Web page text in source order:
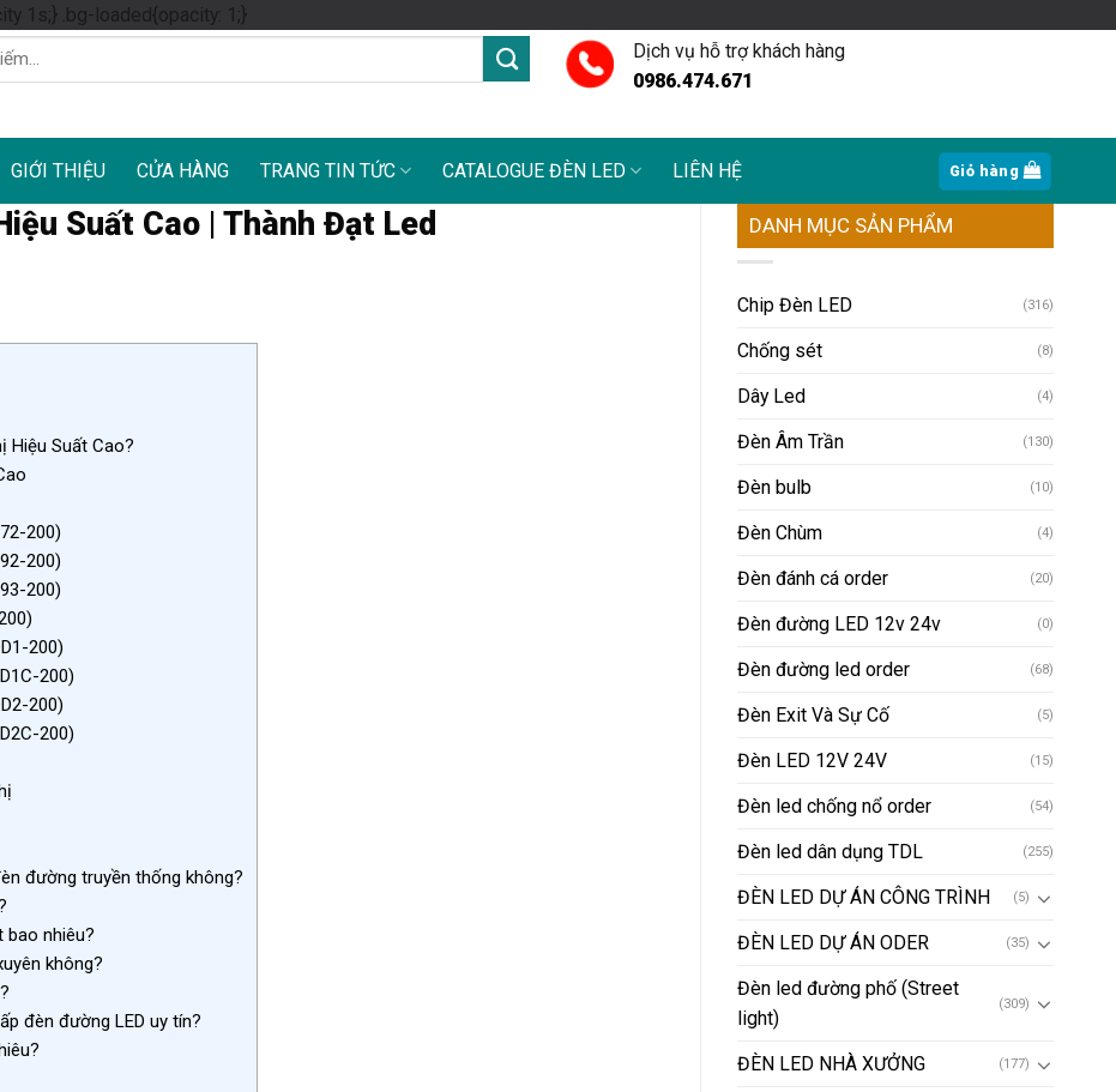
1s;} .bg-loaded{opacity: 1;}Skip
to
Dịch vụ hỗ trợ khách hàng
0986.474.671
GIỚI THIỆU CỬA HÀNG TRANG TIN TỨC CATALOGUE ĐÈN LED LIÊN HỆ Giỏ hàng
Suất Cao | Thành Đạt Led
Hiệu Suất Cao?
200)
200)
200)
200)
200)
200)
200)
đường truyền thống không?
bao nhiêu?
không?
đèn đường LED uy tín?
DANH MỤC SẢN PHẨM
Chip Đèn LED (316)
Chống sét (8)
Dây Led (4)
Đèn Âm Trần (130)
Đèn bulb (10)
Đèn Chùm (4)
Đèn đánh cá order (20)
Đèn đường LED 12v 24v (0)
Đèn đường led order (68)
Đèn Exit Và Sự Cố (5)
Đèn LED 12V 24V (15)
Đèn led chống nổ order (54)
Đèn led dân dụng TDL (255)
ĐÈN LED DỰ ÁN CÔNG TRÌNH (5)
ĐÈN LED DỰ ÁN ODER (35)
Đèn led đường phố (Street
light)
(309)
ĐÈN LED NHÀ XƯỞNG (177)